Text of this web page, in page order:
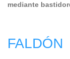
mediante
FALDÓN